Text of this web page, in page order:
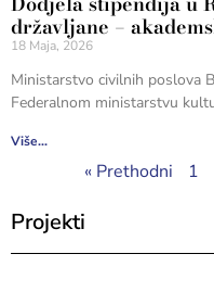
državljane –
18 Maja, 2026
Ministarstvo civilnih poslova
Federalnom ministarstvu
Više...
« Prethodni 1
Projekti